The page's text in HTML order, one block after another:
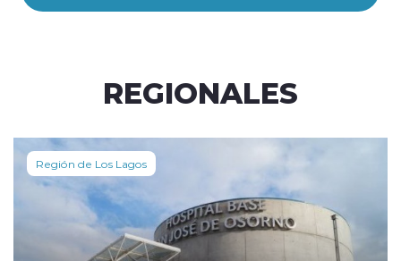
REGIONALES
Región de Los Lagos